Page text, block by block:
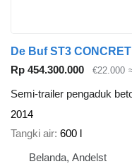
De Buf ST3
Rp 454.300.000
€22.000
Semi-trailer pengaduk
2014
Tangki air 600 l
Belanda, Andelst